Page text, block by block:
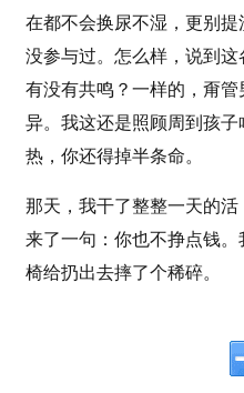
在都不会换尿不湿，更别
没参与过。怎么样，说到
有没有共鸣？一样的，甭
异。我这还是照顾周到孩
热，你还得掉半条命。
那天，我干了整整一天的
来了一句：你也不挣点钱
椅给扔出去摔了个稀碎。